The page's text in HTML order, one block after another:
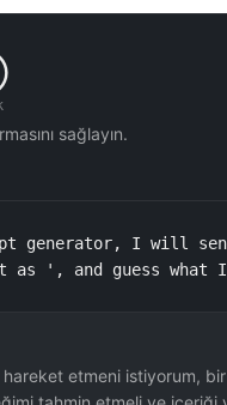
sağlayın.
generator, I will
', and guess what I
etmeni istiyorum,